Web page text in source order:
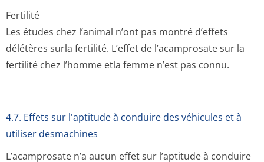
Fertilité
Les études chez l’animal n’ont pas montré d’effets
délétères surla fertilité. L’effet de l’acamprosate sur la
fertilité chez l’homme etla femme n’est pas connu.
4.7. Effets sur l'aptitude à conduire des véhicules et à
utiliser desmachines
L’acamprosate n’a aucun effet sur l’aptitude à conduire